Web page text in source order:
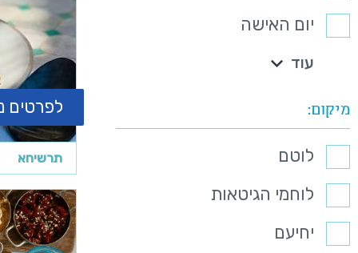
יום האישה
עוד
מיקום
לוטם
לוחמי הגיטאות
יחיעם
לפרטים
תרשיחא